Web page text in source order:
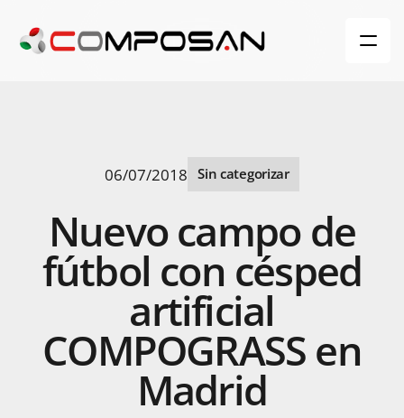
06/07/2018 Sin categorizar
Nuevocampo de
fútbol con césped
artificial
COMPOGRASSen
Madrid